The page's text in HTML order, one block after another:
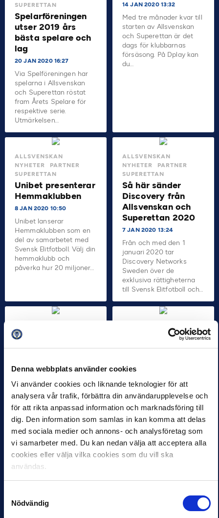
Denna webbplats använder cookies
Vi använder cookies och liknande teknologier för att
analysera vår trafik, förbättra din användarupplevelse och
för att rikta anpassad information och marknadsföring till
dig. Den information som samlas in kan komma att delas
med sociala medier och annons- och analysföretag som
vi samarbeter med. Du kan nedan välja att acceptera alla
cookies eller välja vilka cookies som du vill ska
användas.
Nödvändig
SUPERETTAN
Spelarföreningen
utser 2019 års
bästa spelare och
lag
20 JAN 2020 16:27
Via Spelföreningen har
spelarna i Allsvenskan
och Superettan röstat
fram Årets Spelare för
respektive serie.
Utmärkelsen…
14 JAN 2020 13:32
Med tre månader kvar till
starten av Allsvenskan
och Superettan är det
dags för klubbarnas
försäsong. På Dplay kan
du…
ALLSVENSKAN
NYHETER
PARTNER
SUPERETTAN
Unibet presenterar
Hemmaklubben
8 JAN 2020 10:50
Unibet lanserar
Hemmaklubben som en
del av samarbetet med
Svensk Elitfotboll. Välj din
hemmaklubb och
påverka hur 20 miljoner…
ALLSVENSKAN
NYHETER
PARTNER
SUPERETTAN
Så här sänder
Discovery från
Allsvenskan och
Superettan 2020
7 JAN 2020 13:24
Från och med den 1
januari 2020 tar
Discovery Networks
Sweden över de
exklusiva rättigheterna
till Svensk Elitfotboll och…
NYHETER
och Discovery
Från och med den 1
januari 2020 så
välkomnar Svensk
Elitfotboll två nya
partners för den svenska
PARTNER
Discovery
new official
partners from
2020
5 JAN 2020 11:00
Unibet and Discovery
Networks are new
official partners to
2020. Unibet becomes